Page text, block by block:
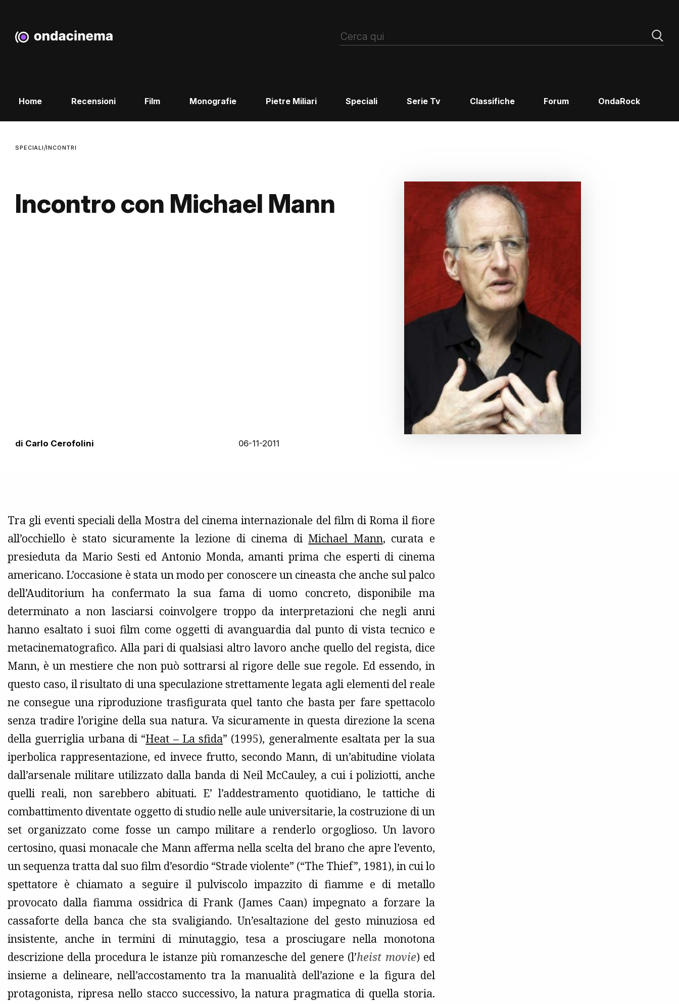
Home Recensioni Film Monografie Pietre Miliari Speciali Serie Tv Classifiche Forum OndaRock
SPECIALI/INCONTRI
Incontro con Michael Mann
di Carlo Cerofolini 06-11-2011
Tra gli eventi speciali della Mostra del cinema internazionale del film di Roma il fiore
all’occhiello è stato sicuramente la lezione di cinema diMichael Mann, curata e
presieduta da Mario Sesti ed Antonio Monda, amanti prima che esperti di cinema
americano. L’occasione è stata un modo per conoscere un cineasta che anche sul palco
dell’Auditorium ha confermato la sua fama di uomo concreto, disponibile ma
determinato a non lasciarsi coinvolgere troppo da interpretazioni che negli anni
hanno esaltato i suoi film come oggetti di avanguardia dal punto di vista tecnico e
metacinematografico. Alla pari di qualsiasi altro lavoro anche quello del regista, dice
Mann, è un mestiere che non può sottrarsi al rigore delle sue regole. Ed essendo, in
questo caso, il risultato di una speculazione strettamente legata agli elementi del reale
ne consegue una riproduzione trasfigurata quel tanto che basta per fare spettacolo
senza tradire l’origine della sua natura. Va sicuramente in questa direzione la scena
della guerriglia urbana di “Heat – La sfida” (1995), generalmente esaltata per la sua
iperbolica rappresentazione, ed invece frutto, secondo Mann, di un’abitudine violata
dall’arsenale militare utilizzato dalla banda di Neil McCauley, a cui i poliziotti, anche
quelli reali, non sarebbero abituati. E’ l’addestramento quotidiano, le tattiche di
combattimento diventate oggetto di studio nelle aule universitarie, la costruzione di un
set organizzato come fosse un campo militare a renderlo orgoglioso. Un lavoro
certosino, quasi monacale che Mann afferma nella scelta del brano che apre l’evento,
un sequenza tratta dal suo film d’esordio “Strade violente” (“The Thief”, 1981), in cui lo
spettatore è chiamato a seguire il pulviscolo impazzito di fiamme e di metallo
provocato dalla fiamma ossidrica di Frank (James Caan) impegnato a forzare la
cassaforte della banca che sta svaligiando. Un’esaltazione del gesto minuziosa ed
insistente, anche in termini di minutaggio, tesa a prosciugare nella monotona
descrizione della procedura le istanze più romanzesche del genere (l’heist movie) ed
insieme a delineare, nell’accostamento tra la manualità dell’azione e la figura del
protagonista, ripresa nello stacco successivo, la natura pragmatica di quella storia.